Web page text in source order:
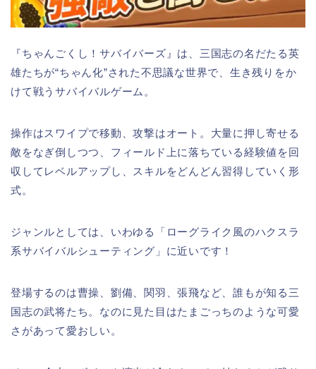
『ちゃんごくし！サバイバーズ』は、三国志の名だたる英
雄たちが“ちゃん化”された不思議な世界で、生き残りをか
けて戦うサバイバルゲーム。
操作はスワイプで移動、攻撃はオート。大量に押し寄せる
敵をなぎ倒しつつ、フィールド上に落ちている経験値を回
収してレベルアップし、スキルをどんどん習得していく形
式。
ジャンルとしては、いわゆる「ローグライク風のハクスラ
系サバイバルシューティング」に近いです！
登場するのは曹操、劉備、関羽、張飛など、誰もが知る三
国志の武将たち。なのに見た目はたまごっちのような可愛
さがあって愛おしい。